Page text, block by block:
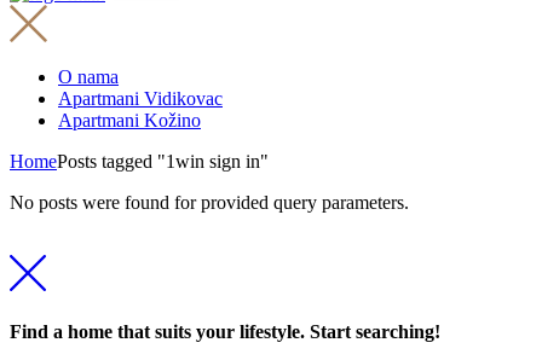
O nama
Apartmani Vidikovac
Apartmani Kožino
HomePosts tagged "1win sign in"
No posts were found for provided query parameters.
Find a home that suits your lifestyle. Start searching!